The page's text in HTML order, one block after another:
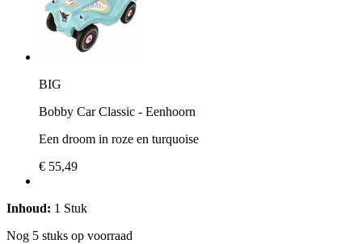
BIG
Bobby Car Classic - Eenhoorn
Een droom in roze en turquoise
€ 55,49
Inhoud: 1 Stuk
Nog 5 stuks op voorraad